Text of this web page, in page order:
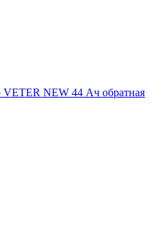
NEW 44 Ач обратная